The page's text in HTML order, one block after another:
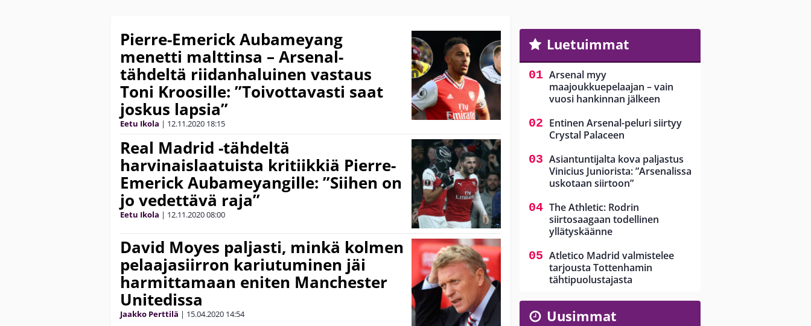
Pierre-Emerick Aubameyang
menetti malttinsa – Arsenal-
tähdeltä riidanhaluinen vastaus
Toni Kroosille: ”Toivottavasti saat
joskus lapsia”
Eetu Ikola | 12.11.2020 18:15
Real Madrid -tähdeltä
harvinaislaatuista kritiikkiä Pierre-
Emerick Aubameyangille: ”Siihen on
jo vedettävä raja”
Eetu Ikola | 12.11.202008:00
David Moyes paljasti, minkä kolmen
pelaajasiirron kariutuminen jäi
harmittamaan eniten Manchester
Unitedissa
Jaakko Perttilä | 15.04.2020 14:54
Luetuimmat
Arsenal myy
maajoukkuepelaajan – vain
vuosi hankinnan jälkeen
Entinen Arsenal-peluri siirtyy
Crystal Palaceen
Asiantuntijalta kova paljastus
Vinicius Juniorista: ”Arsenalissa
uskotaan siirtoon”
The Athletic: Rodrin
siirtosaagaan todellinen
yllätyskäänne
Atletico Madrid valmistelee
tarjousta Tottenhamin
tähtipuolustajasta
Uusimmat